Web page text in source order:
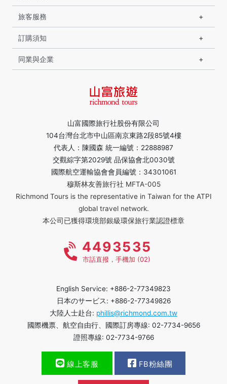
山富國際旅行社股份有限公司
104台灣台北市中山區南京東路2段85號4樓
代表人：陳國森 統一編號：22888987
交觀綜字第2029號 品保協會北0030號
國際航空運輸協會會員編號：34301061
穆斯林友善旅行社 MFTA-005
Richmond Tours is the representative in Taiwan for the ATPI
global travel network.
本公司已獲得環境部銀級環保旅行業認證標章
旅客服務
訂購須知
同業與企業
4493535
市話直撥，手機加 (02)
English Service: +886-2-77349823
日本のサービス: +886-2-77349826
大陸人士赴台: phillis@richmond.com.tw
國際機票、航空自由行、國際訂房專線: 02-7734-9656
證照專線: 02-7734-9766
線上客服 FB粉絲團